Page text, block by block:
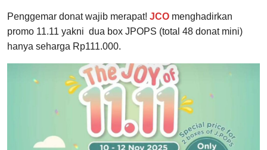
Penggemar donat wajib merapat! JCO menghadirkan
promo 11.11 yakni dua box JPOPS (total 48 donat mini)
hanya seharga Rp111.000.